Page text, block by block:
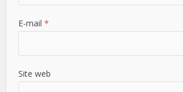
E-mail*
Site web